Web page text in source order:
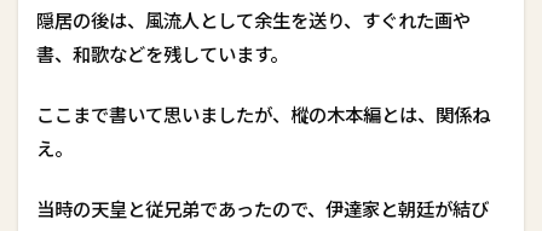
隠居の後は、風流人として余生を送り、すぐれた画や
書、和歌などを残しています。
ここまで書いて思いましたが、樅の木本編とは、関係ね
え。
当時の天皇と従兄弟であったので、伊達家と朝廷が結び